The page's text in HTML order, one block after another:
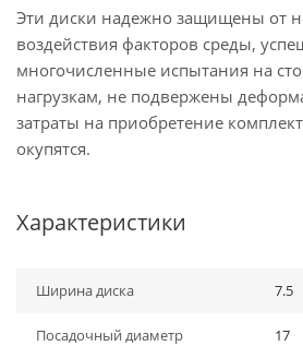
Эти диски надежно защищены от
воздействия факторов среды,
многочисленные испытания на
нагрузкам, не подвержены
затраты на приобретение
окупятся.
Характеристики
Ширина диска 7.5
Посадочный диаметр
17